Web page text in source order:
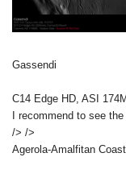
Gassendi
C14 Edge HD, ASI
I recommend to see
/> />
Agerola-Amalfitan